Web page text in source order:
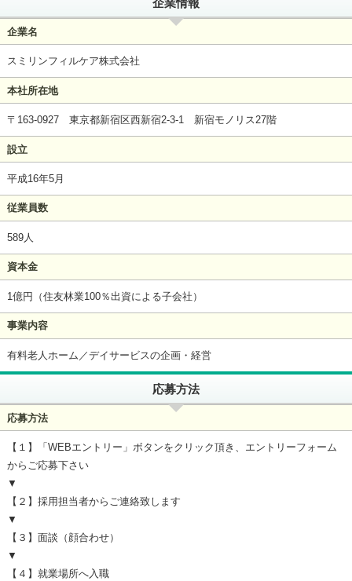
企業情報
企業名
スミリンフィルケア株式会社
本社所在地
〒163-0927 東京都新宿区西新宿2-3-1 新宿モノリス27階
設立
平成16年5月
従業員数
589人
資本金
1億円（住友林業100％出資による子会社）
事業内容
有料老人ホーム／デイサービスの企画・経営
応募方法
応募方法
【１】「WEBエントリー」ボタンをクリック頂き、エントリーフォーム
からご応募下さい
▼
【２】採用担当者からご連絡致します
▼
【３】面談（顔合わせ）
▼
【４】就業場所へ入職